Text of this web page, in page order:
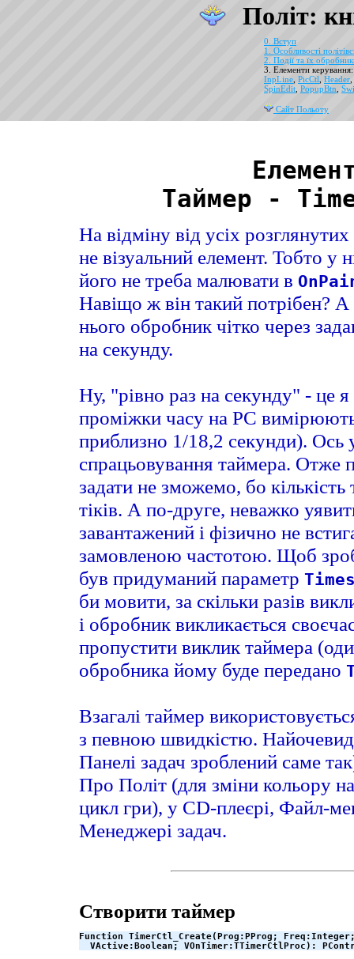
Політ:
0. Вступ
1. Особливості
2. Події та їх
3. Елементи
InpLine PicCtl Header
SpinEdit PopupBtn
Сайт Польоту
Таймер -
На відміну від усіх
не візуальний елемент. Тобто у
його не треба малювати в
Навіщо ж він такий потрібен?
нього обробник чітко через
на секунду.
Ну, "рівно раз на секунду" - це
проміжки часу на PC
приблизно 1/18,2 секунди). Ось
спрацьовування таймера. Отже
задати не зможемо, бо
тіків. А по-друге, неважко
завантажений і фізично не
замовленою частотою. Щоб
був придуманий параметр
би мовити, за скільки разів
і обробник викликається
пропустити виклик таймера
обробника йому буде передано
Взагалі таймер
з певною швидкістю.
Панелі задач зроблений саме
Про Політ (для зміни кольору
цикл гри), у CD-плеєрі, Файл-
Менеджері задач.
Створити таймер
Function TimerCtl_Create(Prog:PProg;
VActive:Boolean; VOnTimer:TTimerCtlProc):